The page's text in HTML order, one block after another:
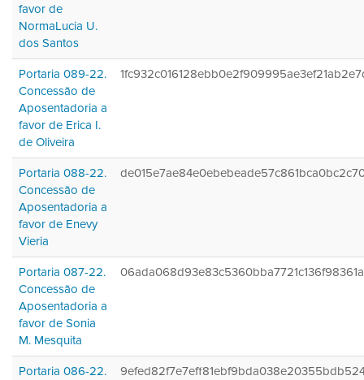
favor de
NormaLucia U.
dos Santos
Portaria 089-22.
Concessão de
Aposentadoria a
favor de Erica I.
de Oliveira
Portaria 088-22.
Concessão de
Aposentadoria a
favor de Enevy
Vieria
Portaria 087-22.
Concessão de
Aposentadoria a
favor de Sonia
M. Mesquita
Portaria 086-22.